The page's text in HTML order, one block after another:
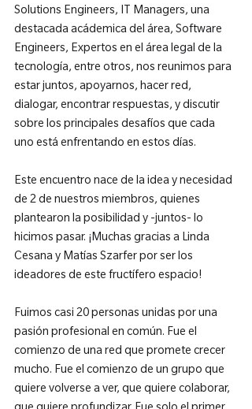
Solutions Engineers, IT Managers, una
destacada acádemica del área, Software
Engineers, Expertos en el área legal de la
tecnología, entre otros, nos reunimos para
estar juntos, apoyarnos, hacer red,
dialogar, encontrar respuestas, y discutir
sobre los principales desafíos que cada
uno está enfrentando en estos días.
Este encuentro nace de la idea y necesidad
de 2 de nuestros miembros, quienes
plantearon la posibilidad y -juntos- lo
hicimos pasar. ¡Muchas gracias a Linda
Cesana y Matías Szarfer por ser los
ideadores de este fructífero espacio!
Fuimos casi 20 personas unidas por una
pasión profesional en común. Fue el
comienzo de una red que promete crecer
mucho. Fue el comienzo de un grupo que
quiere volverse a ver, que quiere colaborar,